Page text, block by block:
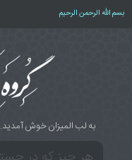
بسم الله الرحمن الرحیم
به لب المیزان خوش آمدید.